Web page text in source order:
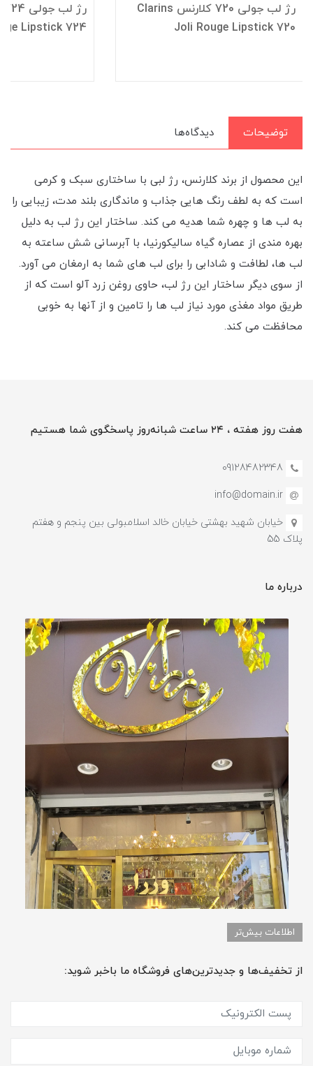
رژ لب جولی 720 کلارنس Clarins
Joli Rouge Lipstick 720
Lipstick 724
توضیحات دیدگاه‌ها
این محصول از برند کلارنس، رژ لبی با ساختاری سبک و کرمی
است که به لطف رنگ هایی جذاب و ماندگاری بلند مدت، زیبایی را
به لب ها و چهره شما هدیه می کند. ساختار این رژ لب به دلیل
بهره مندی از عصاره گیاه سالیکورنیا، با آبرسانی شش ساعته به
لب ها، لطافت و شادابی را برای لب های شما به ارمغان می آورد.
از سوی دیگر ساختار این رژ لب، حاوی روغن زرد آلو است که از
طریق مواد مغذی مورد نیاز لب ها را تامین و از آنها به خوبی
محافظت می کند.
هفت روز هفته ، ۲۴ ساعت شبانه‌روز پاسخگوی شما هستیم
09128482348
info@domain.ir
خیابان شهید بهشتی خیابان خالد اسلامبولی بین پنجم و هفتم
پلاک 55
درباره ما
اطلاعات بیش‌تر
از تخفیف‌ها و جدیدترین‌های فروشگاه ما باخبر شوید: